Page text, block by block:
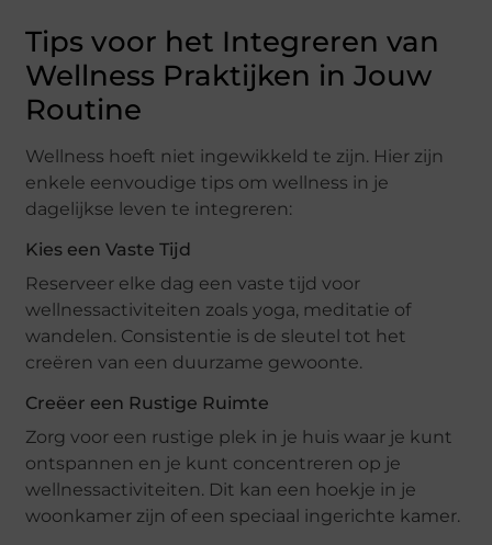
Tips voor het Integreren van
Wellness Praktijken in Jouw
Routine
Wellness hoeft niet ingewikkeld te zijn. Hier zijn
enkele eenvoudige tips om wellness in je
dagelijkse leven te integreren:
Kies een Vaste Tijd
Reserveer elke dag een vaste tijd voor
wellnessactiviteiten zoals yoga, meditatie of
wandelen. Consistentie is de sleutel tot het
creëren van een duurzame gewoonte.
Creëer een Rustige Ruimte
Zorg voor een rustige plek in je huis waar je kunt
ontspannen en je kunt concentreren op je
wellnessactiviteiten. Dit kan een hoekje in je
woonkamer zijn of een speciaal ingerichte kamer.